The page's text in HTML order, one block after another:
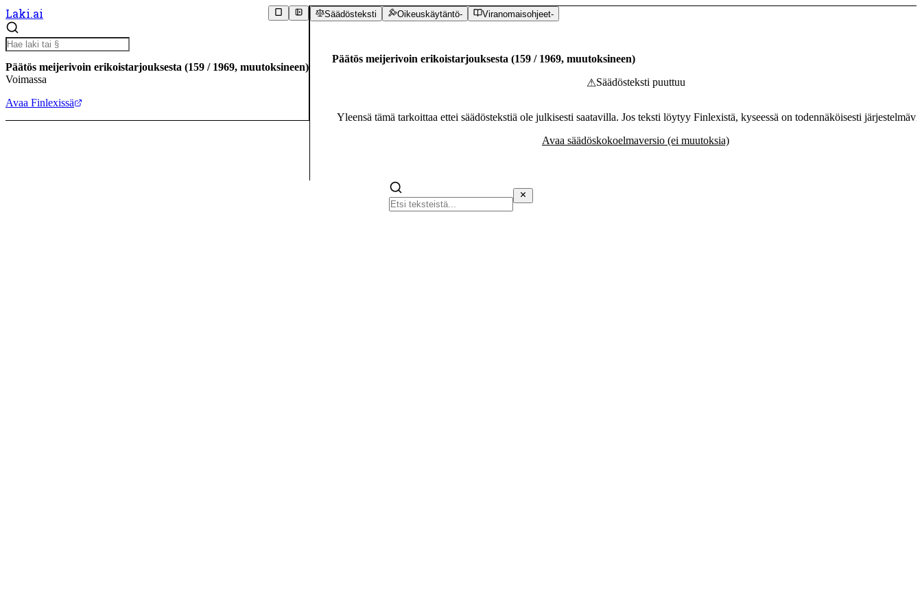
Laki.ai
Päätös meijerivoin erikoistarjouksesta (159 / 1969, muutoksineen)
Voimassa
Avaa Finlexissä
Säädösteksti Oikeuskäytäntö- Viranomaisohjeet-
Päätös meijerivoin erikoistarjouksesta (159 / 1969, muutoksineen)
⚠Säädösteksti puuttuu
Yleensä tämä tarkoittaa ettei säädöstekstiä ole julkisesti saatavilla. Jos teksti löytyy Finlexistä, kyseessä on todennäköisesti
Avaa säädöskokoelmaversio (ei muutoksia)